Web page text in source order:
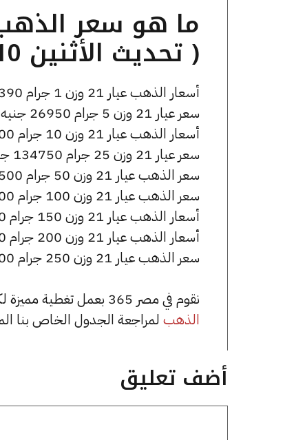
( تحديث الأثنين 10 نوفمبر الساعة 9:55 صباحًا )
أسعار الذهب عيار 21 وزن 1 جرام 5390 جنيه للشراء، وللبيع 5420 جنيه.
سعر عيار 21 وزن 5 جرام 26950 جنيه للشراء، وللبيع 27100 جنيه.
أسعار الذهب عيار 21 وزن 10 جرام 53900 جنيه للشراء، وللبيع 54200 جنيه.
سعر عيار 21 وزن 25 جرام 134750 جنيه للشراء، وللبيع 135500 جنيه.
سعر الذهب عيار 21 وزن 50 جرام 269500 جنيه للشراء، وللبيع 271000 جنيه.
سعر الذهب عيار 21 وزن 100 جرام 539000 جنيه للشراء، وللبيع 542000 جنيه.
أسعار الذهب عيار 21 وزن 150 جرام 808500 جنيه للشراء، وللبيع 813000 جنيه.
أسعار الذهب عيار 21 وزن 200 جرام 1078000 جنيه للشراء، وللبيع 1084000 جنيه.
سعر الذهب عيار 21 وزن 250 جرام 1347500 جنيه للشراء، وللبيع 1355000 جنيه.
نقوم في مصر 365 بعمل تغطية مميزة لكافة أسعار الذهب في مصر، يمكنك الاطلاع على صفحة
الذهبلمراجعة الجدول الخاص بنا
أضف تعليق